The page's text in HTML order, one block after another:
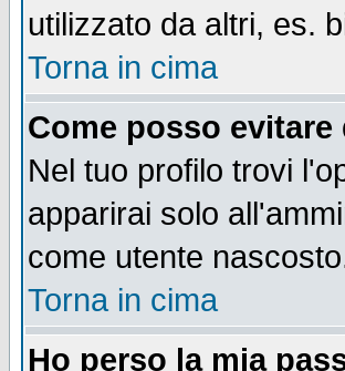
utilizzato da altri, es.
Torna in cima
Come posso
Nel tuo profilo trovi
apparirai solo
come utente
Torna in cima
Ho perso la mia